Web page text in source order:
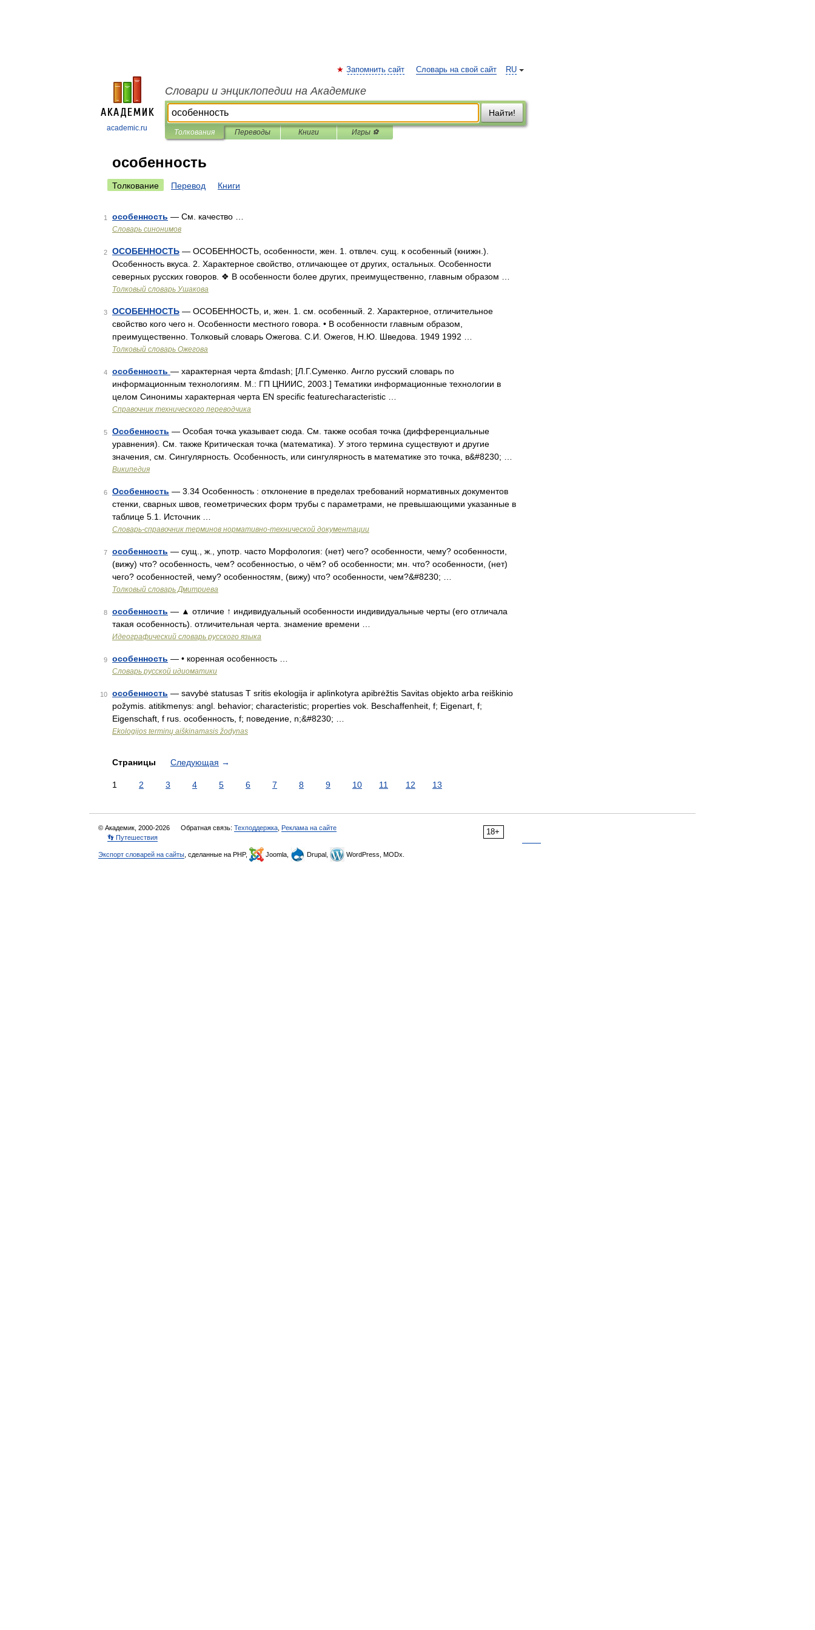
academic.ru
RU
Запомнить сайт Словарь на свой сайт
Словари и энциклопедии на Академике
Найти!
Толкования Переводы Книги Игры ⚽
особенность
Толкование Перевод Книги
1 особенность — См. качество …
Словарь синонимов
2 ОСОБЕННОСТЬ — ОСОБЕННОСТЬ, особенности, жен. 1. отвлеч. сущ. к особенный (книжн.).
Особенность вкуса. 2. Характерное свойство, отличающее от других, остальных. Особенности
северных русских говоров. ❖ В особенности более других, преимущественно, главным образом …
Толковый словарь Ушакова
3 ОСОБЕННОСТЬ — ОСОБЕННОСТЬ, и, жен. 1. см. особенный. 2. Характерное, отличительное
свойство кого чего н. Особенности местного говора. • В особенности главным образом,
преимущественно. Толковый словарь Ожегова. С.И. Ожегов, Н.Ю. Шведова. 1949 1992 …
Толковый словарь Ожегова
4 особенность — характерная черта &mdash; [Л.Г.Суменко. Англо русский словарь по
информационным технологиям. М.: ГП ЦНИИС, 2003.] Тематики информационные технологии в
целом Синонимы характерная черта EN specific featurecharacteristic …
Справочник технического переводчика
5 Особенность — Особая точка указывает сюда. См. также особая точка (дифференциальные
уравнения). См. также Критическая точка (математика). У этого термина существуют и другие
значения, см. Сингулярность. Особенность, или сингулярность в математике это точка, в&#8230; …
Википедия
6 Особенность — 3.34 Особенность : отклонение в пределах требований нормативных документов
стенки, сварных швов, геометрических форм трубы с параметрами, не превышающими указанные в
таблице 5.1. Источник …
Словарь-справочник терминов нормативно-технической документации
7 особенность — сущ., ж., употр. часто Морфология: (нет) чего? особенности, чему? особенности,
(вижу) что? особенность, чем? особенностью, о чём? об особенности; мн. что? особенности, (нет)
чего? особенностей, чему? особенностям, (вижу) что? особенности, чем?&#8230; …
Толковый словарь Дмитриева
8 особенность — ▲ отличие ↑ индивидуальный особенности индивидуальные черты (его отличала
такая особенность). отличительная черта. знамение времени …
Идеографический словарь русского языка
9 особенность — • коренная особенность …
Словарь русской идиоматики
10 особенность — savybė statusas T sritis ekologija ir aplinkotyra apibrėžtis Savitas objekto arba reiškinio
požymis. atitikmenys: angl. behavior; characteristic; properties vok. Beschaffenheit, f; Eigenart, f;
Eigenschaft, f rus. особенность, f; поведение, n;&#8230; …
Ekologijos terminų aiškinamasis žodynas
Страницы Следующая →
1 2 3 4 5 6 7 8 9 10 11 12 13
18+
© Академик, 2000-2026 Обратная связь: Техподдержка Реклама на сайте
👣 Путешествия
Экспорт словарей на сайты , сделанные на PHP, Joomla, Drupal, WordPress, MODx.